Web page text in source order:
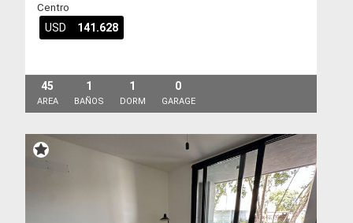
Centro
USD 141.628
45
AREA
1
BAÑOS
1
DORM
0
GARAGE